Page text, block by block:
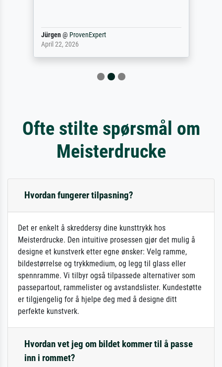
Jürgen@ ProvenExpert
April 22, 2026
Ofte stilte spørsmål om
Meisterdrucke
Hvordan fungerer tilpasning?
Det er enkelt å skreddersy dine kunsttrykk hos
Meisterdrucke. Den intuitive prosessen gjør det mulig å
designe et kunstverk etter egne ønsker: Velg ramme,
bildestørrelse og trykkmedium, og legg til glass eller
spennramme. Vi tilbyr også tilpassede alternativer som
passepartout, rammelister og avstandslister. Kundestøtte
er tilgjengelig for å hjelpe deg med å designe ditt
perfekte kunstverk.
Hvordan vet jeg om bildet kommer til å passe
inn i rommet?